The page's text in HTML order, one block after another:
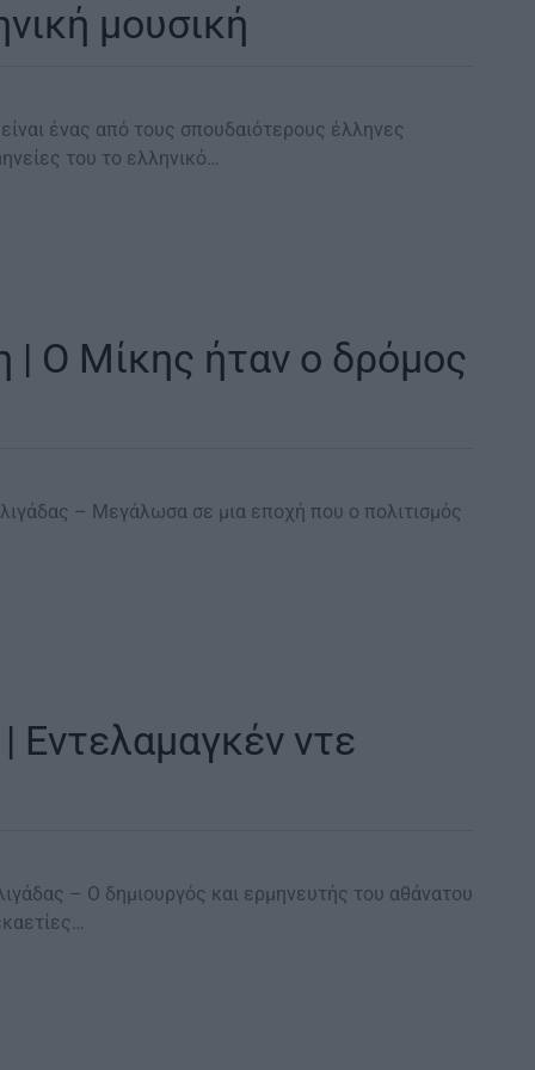
μουσική
ένας από τους σπουδαιότερους έλληνες
του το ελληνικό…
| Ο Μίκης ήταν ο δρόμος
– Μεγάλωσα σε μια εποχή που ο πολιτισμός
Εντελαμαγκέν ντε
– Ο δημιουργός και ερμηνευτής του αθάνατου